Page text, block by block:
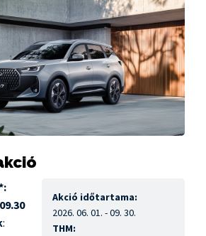
Akció időtartama:
2026. 06. 01. - 09. 30.
THM:
: